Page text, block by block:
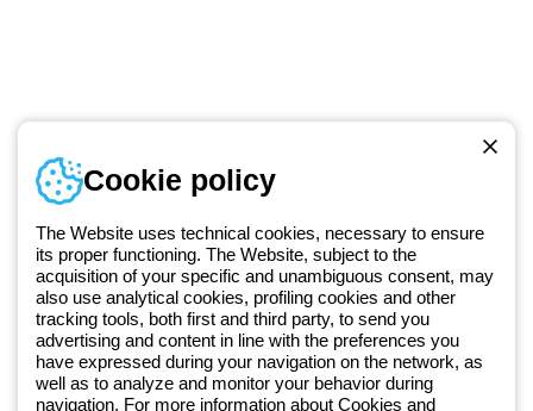
Od 2025 roku firma Beghelli jest częścią Grupy GEWISS, działając w
ramach ekosystemu GEWISS LightZone, w którym tworzymy
zintegrowane rozwiązania oświetleniowe, przekształcające
złożoność w prostotę oraz wspierające profesjonalistów i
użytkowników w realizacji ich potrzeb.Dowiedz się więcej o GEWISS
Numer telefonu
Od poniedziałku do piątku w godzinach 8:00 do 16:00
+48 32 422 55 79
Cookie policy
The Website uses technical cookies, necessary to ensure
its proper functioning. The Website, subject to the
acquisition of your specific and unambiguous consent, may
also use analytical cookies, profiling cookies and other
tracking tools, both first and third party, to send you
advertising and content in line with the preferences you
have expressed during your navigation on the network, as
well as to analyze and monitor your behavior during
navigation. For more information about Cookies and